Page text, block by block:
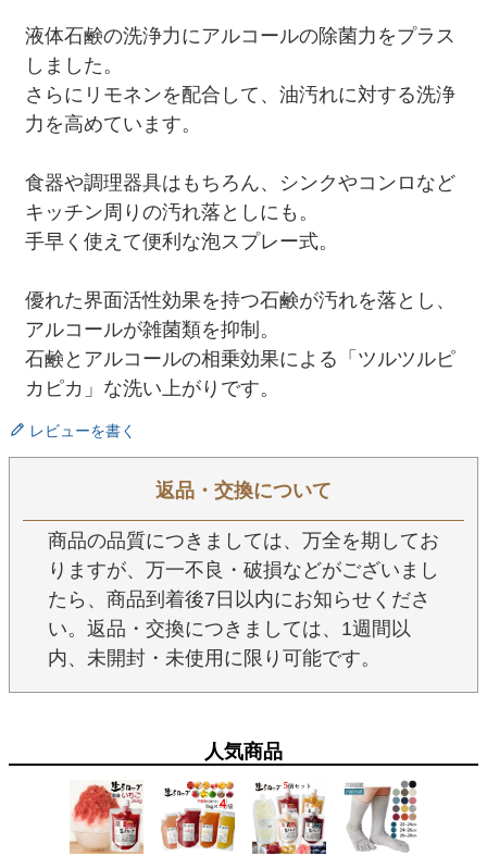
液体石鹸の洗浄力にアルコールの除菌力をプラス
しました。
さらにリモネンを配合して、油汚れに対する洗浄
力を高めています。
食器や調理器具はもちろん、シンクやコンロなど
キッチン周りの汚れ落としにも。
手早く使えて便利な泡スプレー式。
優れた界面活性効果を持つ石鹸が汚れを落とし、
アルコールが雑菌類を抑制。
石鹸とアルコールの相乗効果による「ツルツルピ
カピカ」な洗い上がりです。
レビューを書く
返品・交換について
商品の品質につきましては、万全を期してお
りますが、万一不良・破損などがございまし
たら、商品到着後7日以内にお知らせくださ
い。返品・交換につきましては、1週間以
内、未開封・未使用に限り可能です。
人気商品